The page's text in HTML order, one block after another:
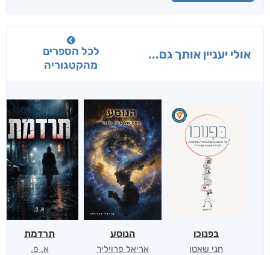
אולי יעניין אותך גם...
לכל הספרים
מהקטגוריה
בפנוכו
חני שאטן
הנוסע
אריאל פרויליך
תרדמת
א. פ.